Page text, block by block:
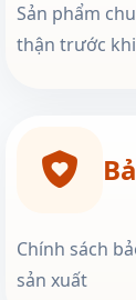
Sản phẩm
thận trước
Chính sách
sản xuất